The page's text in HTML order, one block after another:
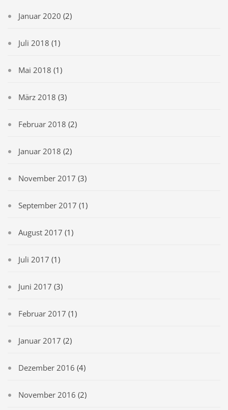
Januar 2020 (2)
Juli 2018 (1)
Mai 2018 (1)
März 2018 (3)
Februar 2018 (2)
Januar 2018 (2)
November 2017 (3)
September 2017 (1)
August 2017 (1)
Juli 2017 (1)
Juni 2017 (3)
Februar 2017 (1)
Januar 2017 (2)
Dezember 2016 (4)
November 2016 (2)